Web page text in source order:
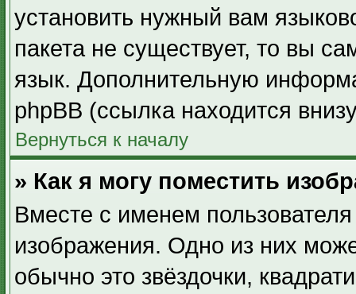
установить нужный вам
пакета не существует, то вы
язык. Дополнительную
phpBB (ссылка находится
Вернуться к началу
» Как я могу поместить
Вместе с именем пользователя
изображения. Одно из них
обычно это звёздочки,